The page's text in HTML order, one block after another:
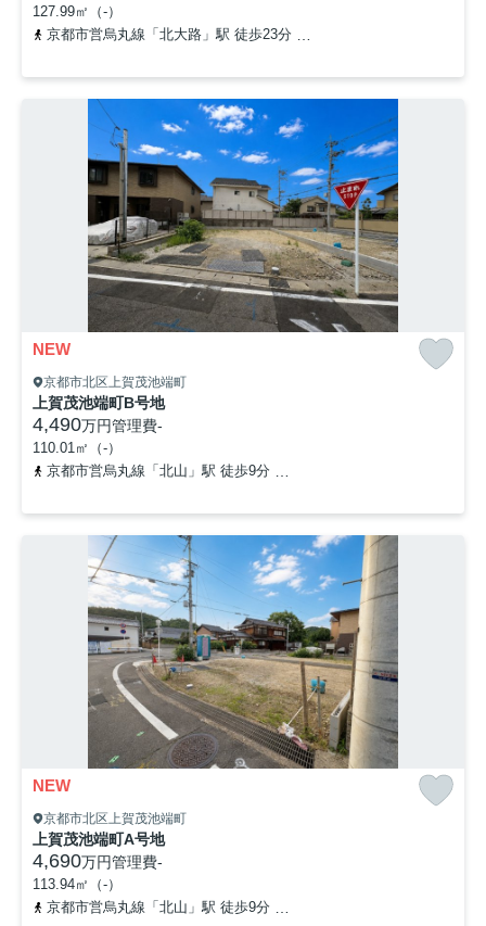
127.99㎡（-）
京都市営烏丸線「北大路」駅 徒歩23分
NEW
京都市北区上賀茂池端町
上賀茂池端町B号地
4,490万円管理費-
110.01㎡（-）
京都市営烏丸線「北山」駅 徒歩9分
NEW
京都市北区上賀茂池端町
上賀茂池端町A号地
4,690万円管理費-
113.94㎡（-）
京都市営烏丸線「北山」駅 徒歩9分